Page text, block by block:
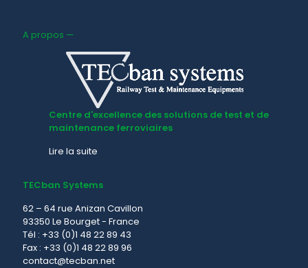
A propos —
Centre d'excellence des solutions de test et de
maintenance ferroviaires
Lire la suite
TECban Systems
62 – 64 rue Anizan Cavillon
93350 Le Bourget - France
Tél : +33 (0)1 48 22 89 43
Fax : +33 (0)1 48 22 89 96
contact@tecban.net